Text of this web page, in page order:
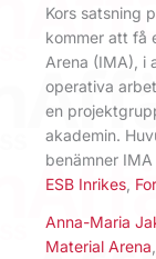
Kors satsning
kommer att få
Arena (IMA), i
operativa
en
akademin.
benämner
ESB Inrikes
Anna-Maria
Material Arena